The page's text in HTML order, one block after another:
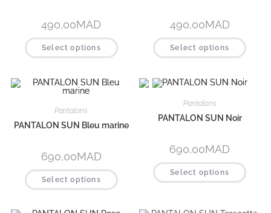
490,00MAD
Select options
490,00MAD
Select options
Pantalons
PANTALON SUN Bleu marine
690,00MAD
Select options
Pantalons
PANTALON SUN Noir
690,00MAD
Select options